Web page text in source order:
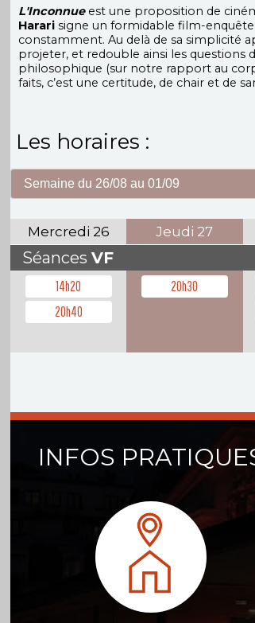
L'Inconnueest une proposition de
Harari signe un formidable film-enquête
constamment. Au delà de sa simplicité
projeter, et redouble ainsi les
philosophique (sur notre rapport au
faits, c’est une certitude, de chair et de
Les horaires :
Mercredi 26 Jeudi 27
Séances VF
14h20
20h40
20h30
INFOS